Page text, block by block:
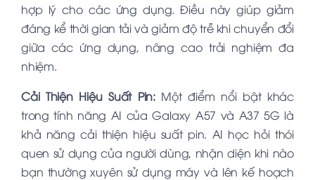
hợp lý cho các ứng dụng. Điều này giúp giảm
đáng kể thời gian tải và giảm độ trễ khi chuyển đổi
giữa các ứng dụng, nâng cao trải nghiệm đa
nhiệm.
Cải Thiện Hiệu Suất Pin:Một điểm nổi bật khác
trong tính năng AI của Galaxy A57 và A37 5G là
khả năng cải thiện hiệu suất pin. AI học hỏi thói
quen sử dụng của người dùng, nhận diện khi nào
bạn thường xuyên sử dụng máy và lên kế hoạch